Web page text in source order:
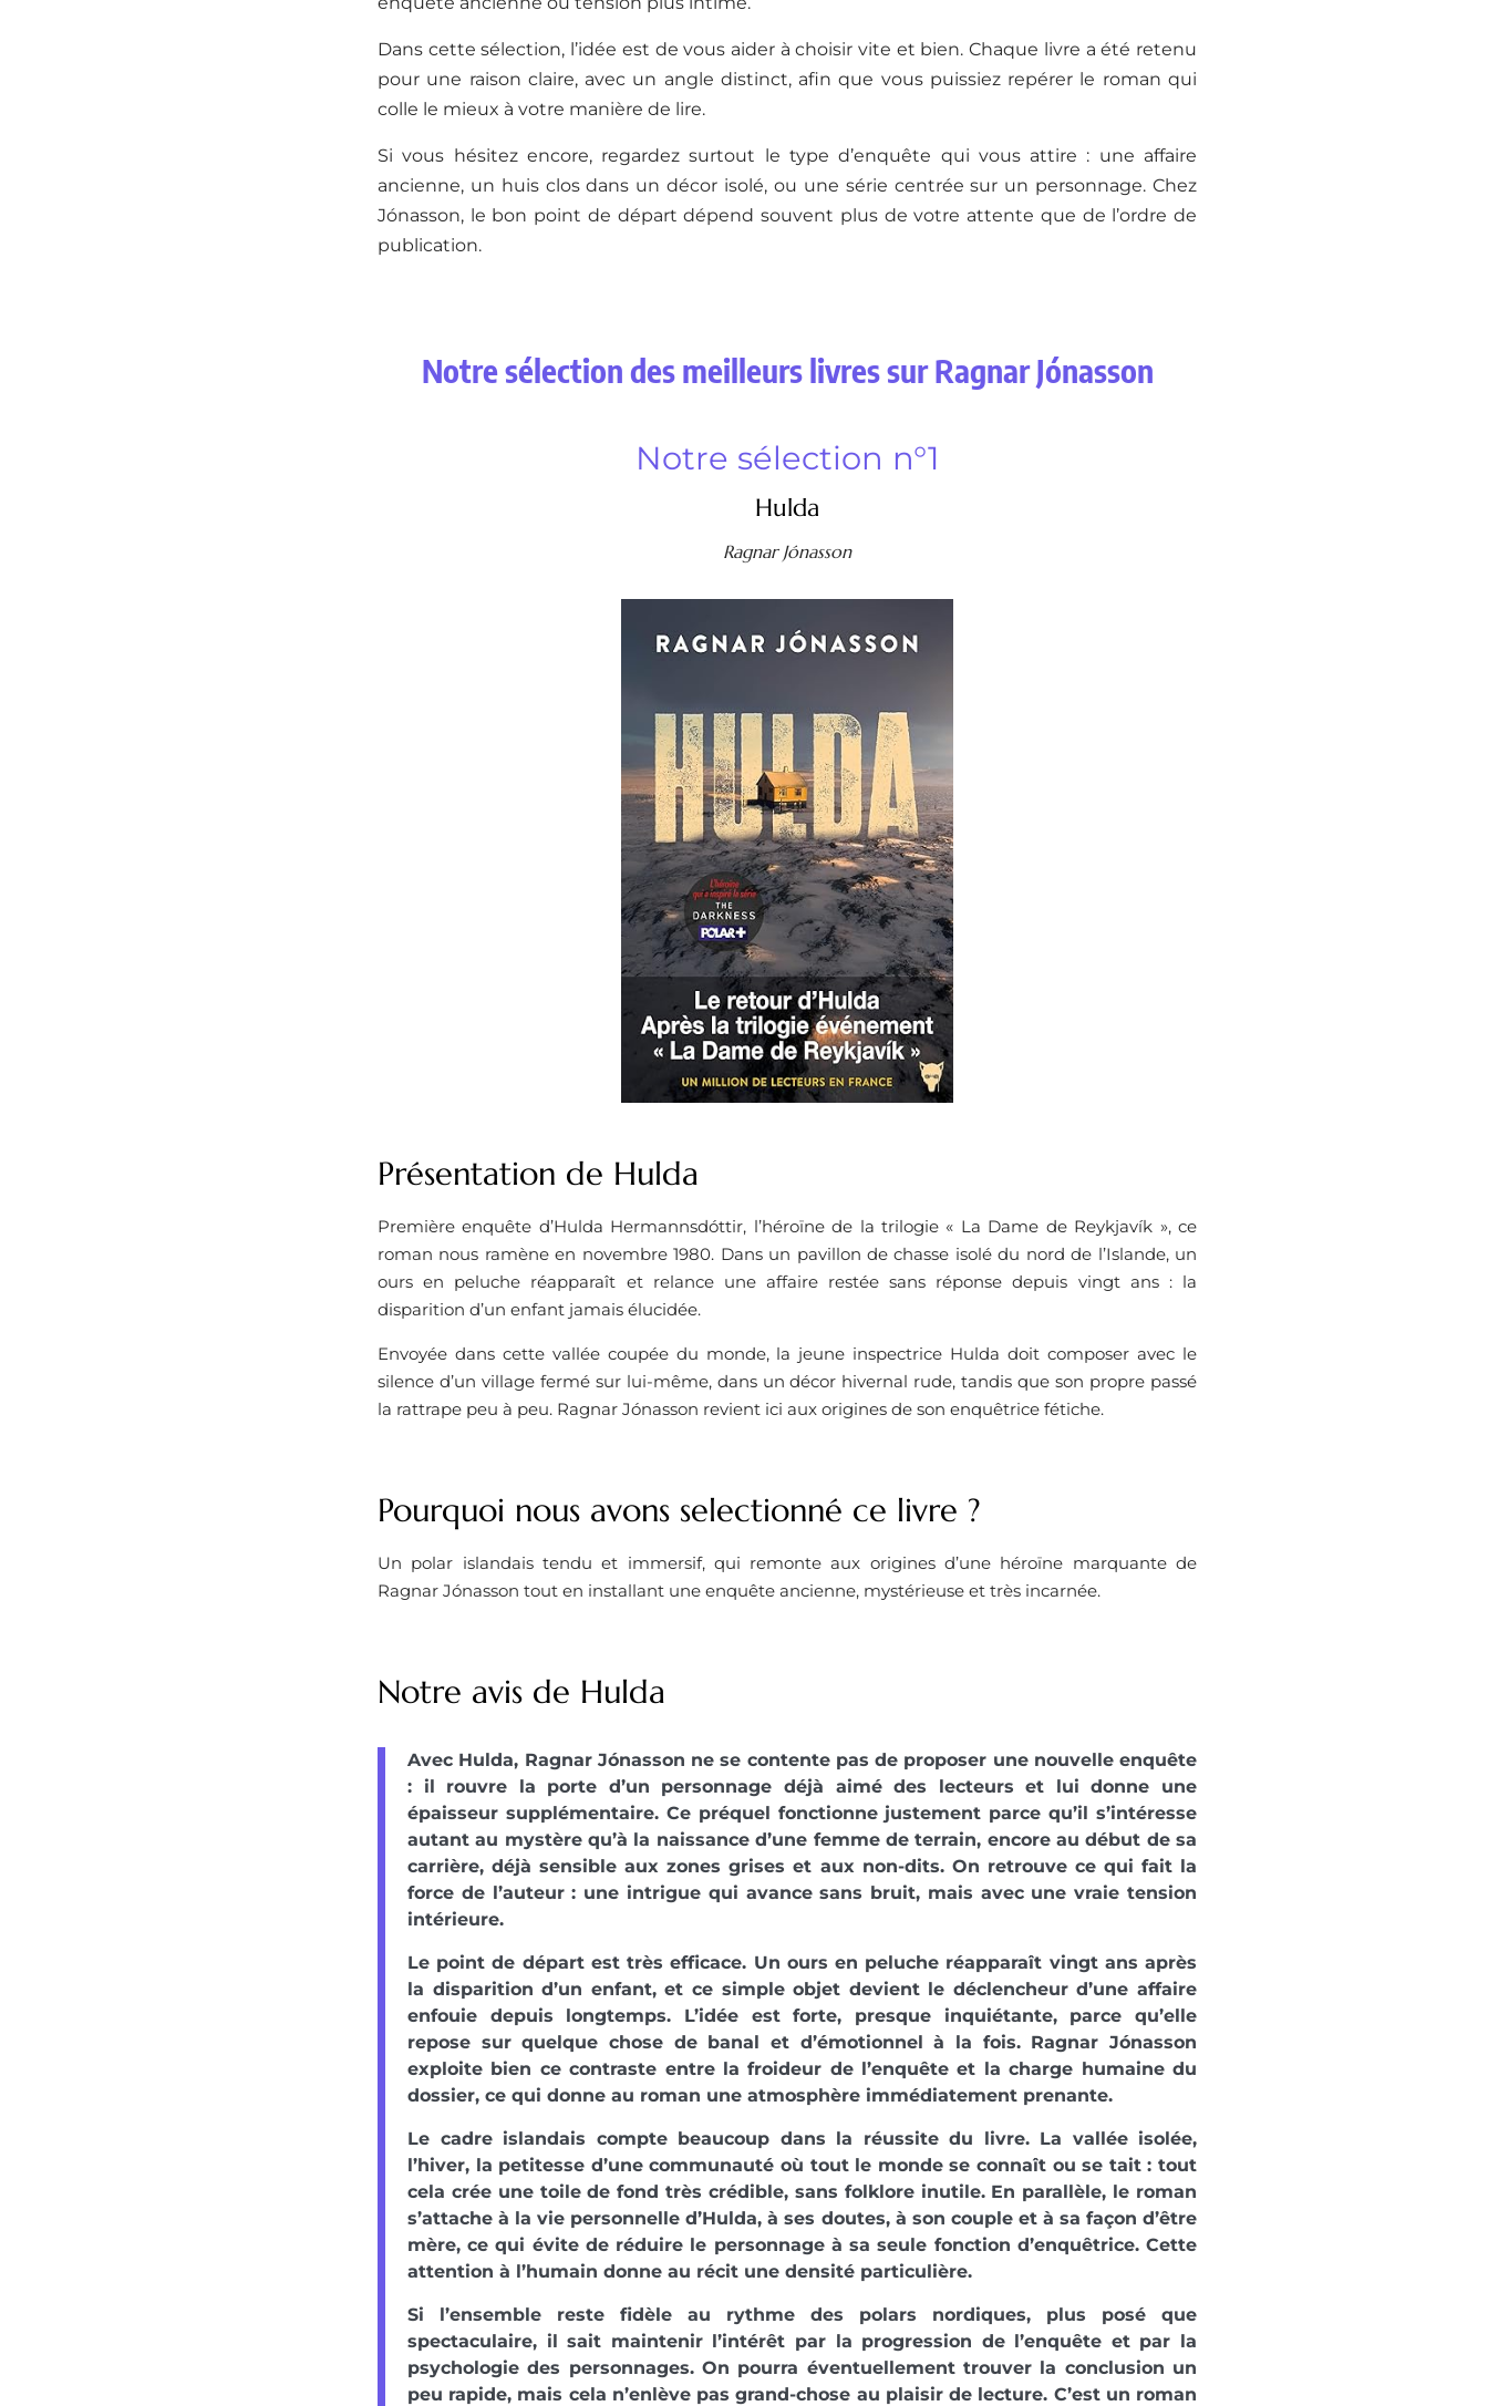
Dans cette sélection, l’idée est de vous aider à choisir vite et bien. Chaque livre a été retenu
pour une raison claire, avec un angle distinct, afin que vous puissiez repérer le roman qui
colle le mieux à votre manière de lire.
Si vous hésitez encore, regardez surtout le type d’enquête qui vous attire : une affaire
ancienne, un huis clos dans un décor isolé, ou une série centrée sur un personnage. Chez
Jónasson, le bon point de départ dépend souvent plus de votre attente que de l’ordre de
publication.
Notre sélection des meilleurs livres sur Ragnar Jónasson
Notre sélection n°1
Hulda
Ragnar Jónasson
Présentation de Hulda
Première enquête d’Hulda Hermannsdóttir, l’héroïne de la trilogie « La Dame de Reykjavík », ce
roman nous ramène en novembre 1980. Dans un pavillon de chasse isolé du nord de l’Islande, un
ours en peluche réapparaît et relance une affaire restée sans réponse depuis vingt ans : la
disparition d’un enfant jamais élucidée.
Envoyée dans cette vallée coupée du monde, la jeune inspectrice Hulda doit composer avec le
silence d’un village fermé sur lui-même, dans un décor hivernal rude, tandis que son propre passé
la rattrape peu à peu. Ragnar Jónasson revient ici aux origines de son enquêtrice fétiche.
Pourquoi nous avons selectionné ce livre ?
Un polar islandais tendu et immersif, qui remonte aux origines d’une héroïne marquante de
Ragnar Jónasson tout en installant une enquête ancienne, mystérieuse et très incarnée.
Notre avis de Hulda
Avec Hulda, Ragnar Jónasson ne se contente pas de proposer une nouvelle enquête
: il rouvre la porte d’un personnage déjà aimé des lecteurs et lui donne une
épaisseur supplémentaire. Ce préquel fonctionne justement parce qu’il s’intéresse
autant au mystère qu’à la naissance d’une femme de terrain, encore au début de sa
carrière, déjà sensible aux zones grises et aux non-dits. On retrouve ce qui fait la
force de l’auteur : une intrigue qui avance sans bruit, mais avec une vraie tension
intérieure.
Le point de départ est très efficace. Un ours en peluche réapparaît vingt ans après
la disparition d’un enfant, et ce simple objet devient le déclencheur d’une affaire
enfouie depuis longtemps. L’idée est forte, presque inquiétante, parce qu’elle
repose sur quelque chose de banal et d’émotionnel à la fois. Ragnar Jónasson
exploite bien ce contraste entre la froideur de l’enquête et la charge humaine du
dossier, ce qui donne au roman une atmosphère immédiatement prenante.
Le cadre islandais compte beaucoup dans la réussite du livre. La vallée isolée,
l’hiver, la petitesse d’une communauté où tout le monde se connaît ou se tait : tout
cela crée une toile de fond très crédible, sans folklore inutile. En parallèle, le roman
s’attache à la vie personnelle d’Hulda, à ses doutes, à son couple et à sa façon d’être
mère, ce qui évite de réduire le personnage à sa seule fonction d’enquêtrice. Cette
attention à l’humain donne au récit une densité particulière.
Si l’ensemble reste fidèle au rythme des polars nordiques, plus posé que
spectaculaire, il sait maintenir l’intérêt par la progression de l’enquête et par la
psychologie des personnages. On pourra éventuellement trouver la conclusion un
peu rapide, mais cela n’enlève pas grand-chose au plaisir de lecture. C’est un roman